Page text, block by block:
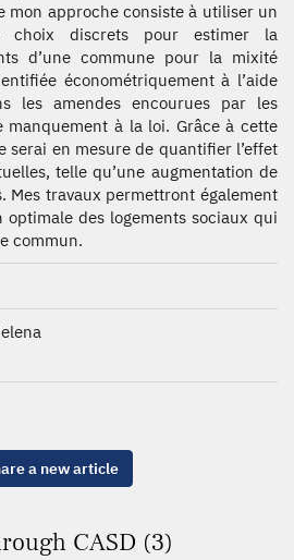
mon approche consiste à utiliser un
choix discrets pour estimer la
d’une commune pour la mixité
économétriquement à l’aide
les amendes encourues par les
manquement à la loi. Grâce à cette
serai en mesure de quantifier l’effet
telle qu’une augmentation de
Mes travaux permettront également
des logements sociaux qui
commun.
a new article
CASD (3)